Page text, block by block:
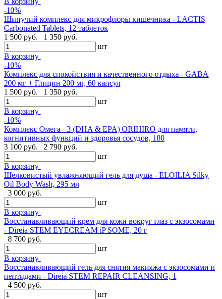
-10%
Шипучий комплекс для микрофлоры кишечника - LACTIS
Carbonated Tablets, 12 таблеток
1 500 руб.
1 350 руб.
шт
В корзину
-10%
Комплекс для спокойствия и качественного отдыха - GABA
200 мг + Глицин 200 мг, 60 капсул
1 500 руб.
1 350 руб.
шт
В корзину
-10%
Комплекс Омега - 3 (DHA & EPA) ORIHIRO для памяти,
когнитивных функций и здоровья сосудов, 180
3 100 руб.
2 790 руб.
шт
В корзину
Шелковистый увлажняющий гель для душа - ELOILIA Silky
Oil Body Wash, 295 мл
3 000 руб.
шт
В корзину
Восстанавливающий крем для кожи вокруг глаз с экзосомами
- Direia STEM EYECREAM iP SOME, 20 г
8 700 руб.
шт
В корзину
Восстанавливающий гель для снятия макияжа с экзосомами и
пептидами - Direia STEM REPAIR CLEANSING, 1
4 500 руб.
шт